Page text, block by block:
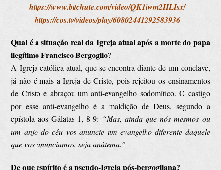
https://www.bitchute.com/video/QK1lwm2HLIsx/
https://cos.tv/videos/play/60802441292583936
Qual é a situação real da Igreja atual após a morte do papa
ilegítimo Francisco Bergoglio?
A Igreja católica atual, que se encontra diante de um conclave,
já não é mais a Igreja de Cristo, pois rejeitou os ensinamentos
de Cristo e abraçou um anti-evangelho sodomítico. O castigo
por esse anti-evangelho é a maldição de Deus, segundo a
epístola aos Gálatas 1, 8-9: “Mas, ainda que nós mesmos ou
um anjo do céu vos anuncie um evangelho diferente daquele
que vos anunciamos, seja anátema.”
De que espírito é a pseudo-Igreja pós-bergogliana?